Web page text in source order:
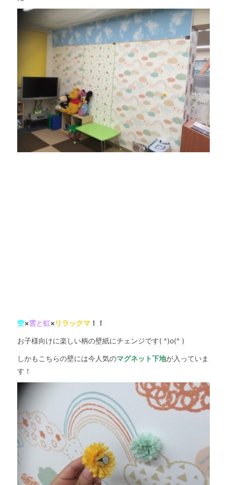
空×雲と虹× リラックマ ！！
お子様向けに楽しい柄の壁紙にチェンジです( ^)o(^ )
しかもこちらの壁には今人気のマグネット下地が入っていま
す！